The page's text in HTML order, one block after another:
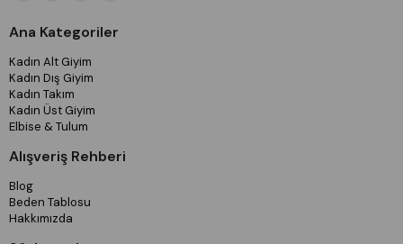
Ana Kategoriler
Kadın Alt Giyim
Kadın Dış Giyim
Kadın Takım
Kadın Üst Giyim
Elbise & Tulum
Alışveriş Rehberi
Blog
Beden Tablosu
Hakkımızda